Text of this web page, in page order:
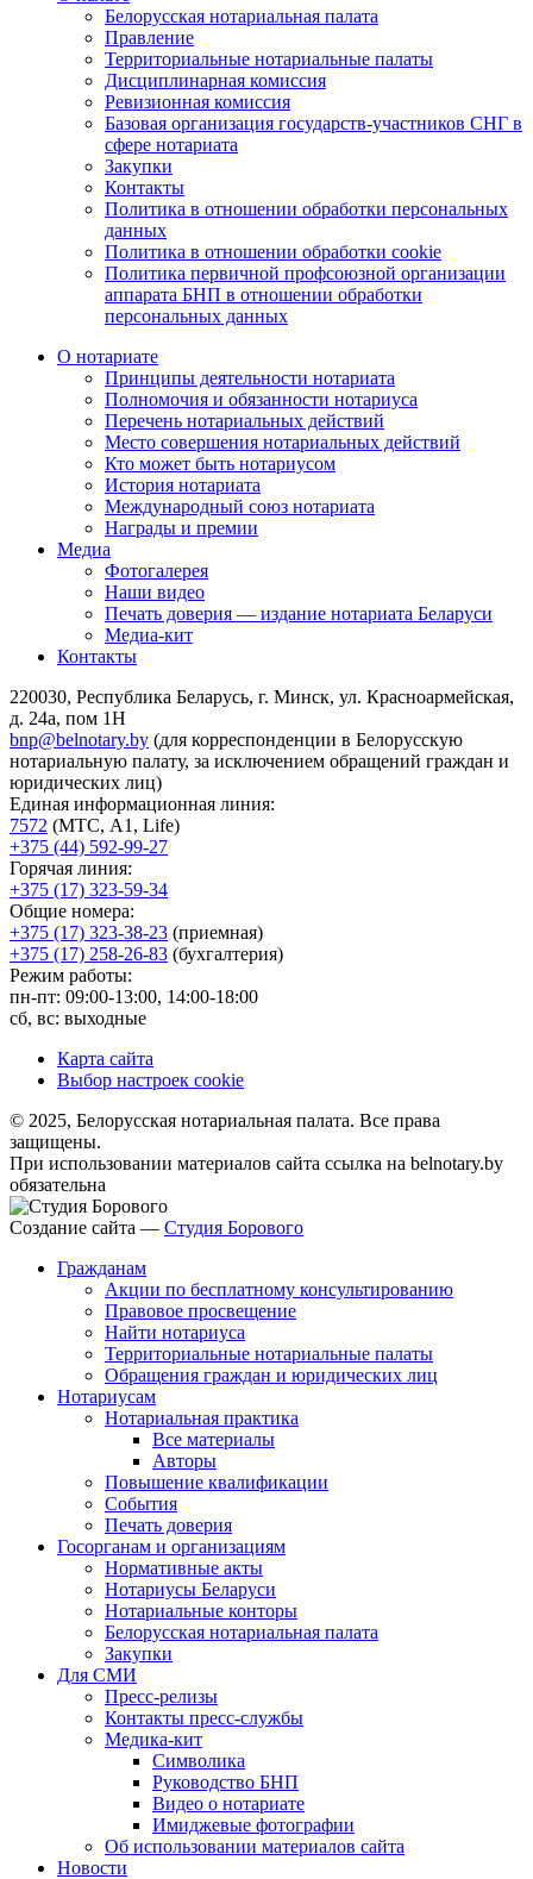
Белорусская нотариальная палата
Правление
Территориальные нотариальные палаты
Дисциплинарная комиссия
Ревизионная комиссия
Базовая организация государств-участников СНГ в
сфере нотариата
Закупки
Контакты
Политика в отношении обработки персональных
данных
Политика в отношении обработки cookie
Политика первичной профсоюзной организации
аппарата БНП в отношении обработки
персональных данных
О нотариате
Принципы деятельности нотариата
Полномочия и обязанности нотариуса
Перечень нотариальных действий
Место совершения нотариальных действий
Кто может быть нотариусом
История нотариата
Международный союз нотариата
Награды и премии
Медиа
Фотогалерея
Наши видео
Печать доверия — издание нотариата Беларуси
Медиа-кит
Контакты
220030, Республика Беларусь, г. Минск, ул. Красноармейская,
д. 24а, пом 1Н
bnp@belnotary.by (для корреспонденции в Белорусскую
нотариальную палату, за исключением обращений граждан и
юридических лиц)
Единая информационная линия:
7572 (МТС, A1, Life)
+375 (44) 592-99-27
Горячая линия:
+375 (17) 323-59-34
Общие номера:
+375 (17) 323-38-23 (приемная)
+375 (17) 258-26-83 (бухгалтерия)
Режим работы:
пн-пт: 09:00-13:00, 14:00-18:00
сб, вс: выходные
Карта сайта
Выбор настроек cookie
© 2025, Белорусская нотариальная палата. Все права
защищены.
При использовании материалов сайта ссылка на belnotary.by
обязательна
Создание сайта — Студия Борового
Гражданам
Акции по бесплатному консультированию
Правовое просвещение
Найти нотариуса
Территориальные нотариальные палаты
Обращения граждан и юридических лиц
Нотариусам
Нотариальная практика
Все материалы
Авторы
Повышение квалификации
События
Печать доверия
Госорганам и организациям
Нормативные акты
Нотариусы Беларуси
Нотариальные конторы
Белорусская нотариальная палата
Закупки
Для СМИ
Пресс-релизы
Контакты пресс-службы
Медика-кит
Символика
Руководство БНП
Видео о нотариате
Имиджевые фотографии
Об использовании материалов сайта
Новости